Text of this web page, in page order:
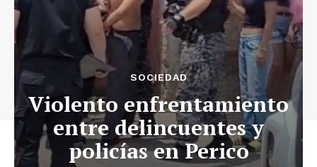
SOCIEDAD
Violento enfrentamiento
entre delincuentes y
policías en Perico